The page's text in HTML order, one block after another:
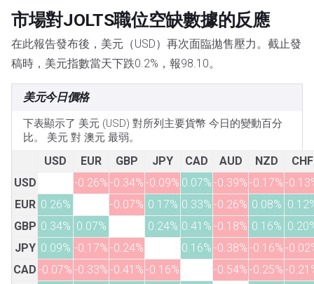
市場對JOLTS職位空缺數據的反應
在此報告發布後，美元（USD）再次面臨拋售壓力。截止發
稿時，美元指數當天下跌0.2%，報98.10。
美元今日價格
下表顯示了 美元 (USD) 對所列主要貨幣 今日的變動百分
比。 美元 對 澳元 最弱。
USD EUR GBP JPY CAD AUD NZD
CHF
USD
-0.26% -0.34% -0.09% 0.07% -0.39% -0.17% -
EUR 0.26% -0.07% 0.17% 0.33% -0.26% 0.08%
GBP 0.34% 0.07% 0.24% 0.41% -0.18% 0.16%
JPY 0.09% -0.17% -0.24% 0.16% -0.38% -0.16% -
CAD -0.07% -0.33% -0.41% -0.16% -0.54% -0.25% -